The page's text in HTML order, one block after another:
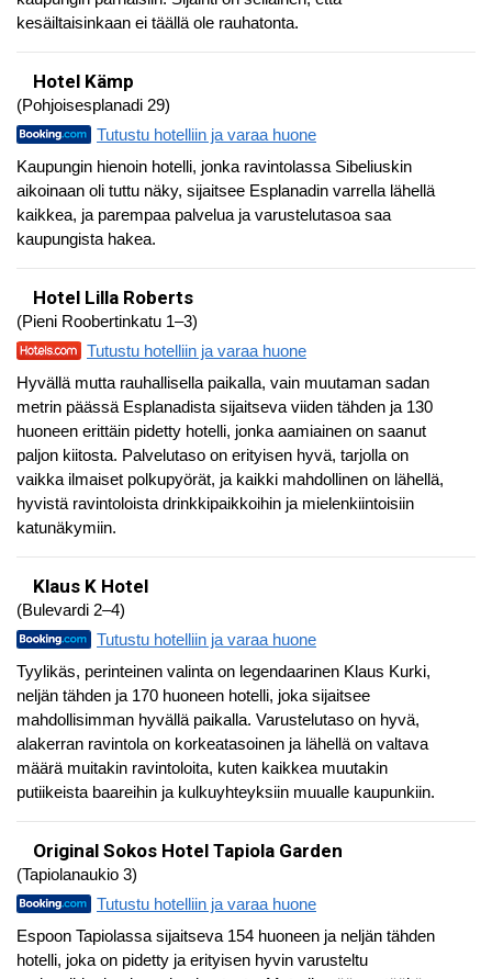
kesäiltaisinkaan ei täällä ole rauhatonta.
Hotel Kämp
(Pohjoisesplanadi 29)
Tutustu hotelliin ja varaa huone
Kaupungin hienoin hotelli, jonka ravintolassa Sibeliuskin
aikoinaan oli tuttu näky, sijaitsee Esplanadin varrella lähellä
kaikkea, ja parempaa palvelua ja varustelutasoa saa
kaupungista hakea.
Hotel Lilla Roberts
(Pieni Roobertinkatu 1–3)
Tutustu hotelliin ja varaa huone
Hyvällä mutta rauhallisella paikalla, vain muutaman sadan
metrin päässä Esplanadista sijaitseva viiden tähden ja 130
huoneen erittäin pidetty hotelli, jonka aamiainen on saanut
paljon kiitosta. Palvelutaso on erityisen hyvä, tarjolla on
vaikka ilmaiset polkupyörät, ja kaikki mahdollinen on lähellä,
hyvistä ravintoloista drinkkipaikkoihin ja mielenkiintoisiin
katunäkymiin.
Klaus K Hotel
(Bulevardi 2–4)
Tutustu hotelliin ja varaa huone
Tyylikäs, perinteinen valinta on legendaarinen Klaus Kurki,
neljän tähden ja 170 huoneen hotelli, joka sijaitsee
mahdollisimman hyvällä paikalla. Varustelutaso on hyvä,
alakerran ravintola on korkeatasoinen ja lähellä on valtava
määrä muitakin ravintoloita, kuten kaikkea muutakin
putiikeista baareihin ja kulkuyhteyksiin muualle kaupunkiin.
Original Sokos Hotel Tapiola Garden
(Tapiolanaukio 3)
Tutustu hotelliin ja varaa huone
Espoon Tapiolassa sijaitseva 154 huoneen ja neljän tähden
hotelli, joka on pidetty ja erityisen hyvin varusteltu